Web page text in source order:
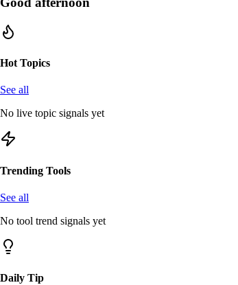
Hot Topics
See all
No live topic signals yet
Trending Tools
See all
No tool trend signals yet
Daily Tip